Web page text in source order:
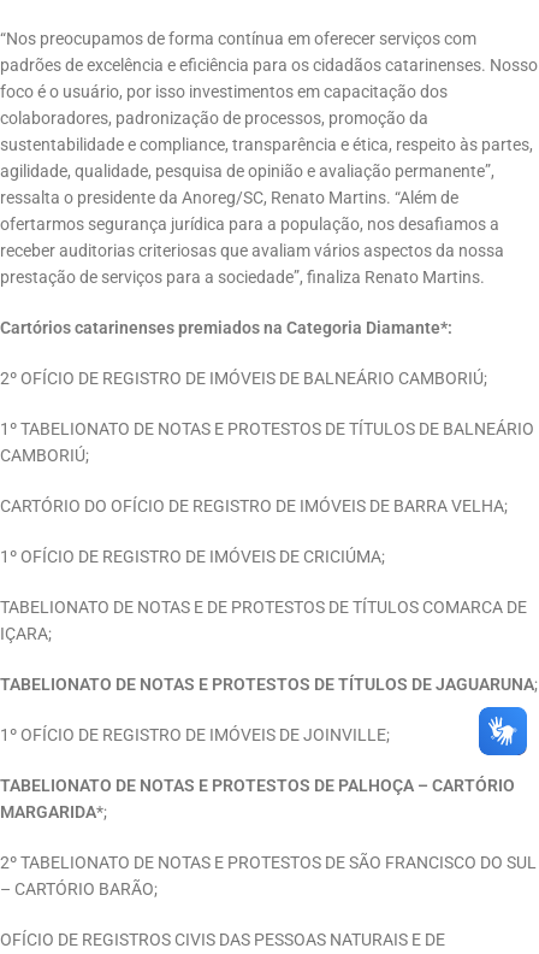
“Nos preocupamos de forma contínua em oferecer serviços com
padrões de excelência e eficiência para os cidadãos catarinenses. Nosso
foco é o usuário, por isso investimentos em capacitação dos
colaboradores, padronização de processos, promoção da
sustentabilidade e compliance, transparência e ética, respeito às partes,
agilidade, qualidade, pesquisa de opinião e avaliação permanente”,
ressalta o presidente da Anoreg/SC, Renato Martins. “Além de
ofertarmos segurança jurídica para a população, nos desafiamos a
receber auditorias criteriosas que avaliam vários aspectos da nossa
prestação de serviços para a sociedade”, finaliza Renato Martins.
Cartórios catarinenses premiados na Categoria Diamante*:
2º OFÍCIO DE REGISTRO DE IMÓVEIS DE BALNEÁRIO CAMBORIÚ;
1º TABELIONATO DE NOTAS E PROTESTOS DE TÍTULOS DE BALNEÁRIO
CAMBORIÚ;
CARTÓRIO DO OFÍCIO DE REGISTRO DE IMÓVEIS DE BARRA VELHA;
1º OFÍCIO DE REGISTRO DE IMÓVEIS DE CRICIÚMA;
TABELIONATO DE NOTAS E DE PROTESTOS DE TÍTULOS COMARCA DE
IÇARA;
TABELIONATO DE NOTAS E PROTESTOS DE TÍTULOS DE JAGUARUNA;
1º OFÍCIO DE REGISTRO DE IMÓVEIS DE JOINVILLE;
TABELIONATO DE NOTAS E PROTESTOS DE PALHOÇA – CARTÓRIO
MARGARIDA*;
2º TABELIONATO DE NOTAS E PROTESTOS DE SÃO FRANCISCO DO SUL
– CARTÓRIO BARÃO;
OFÍCIO DE REGISTROS CIVIS DAS PESSOAS NATURAIS E DE